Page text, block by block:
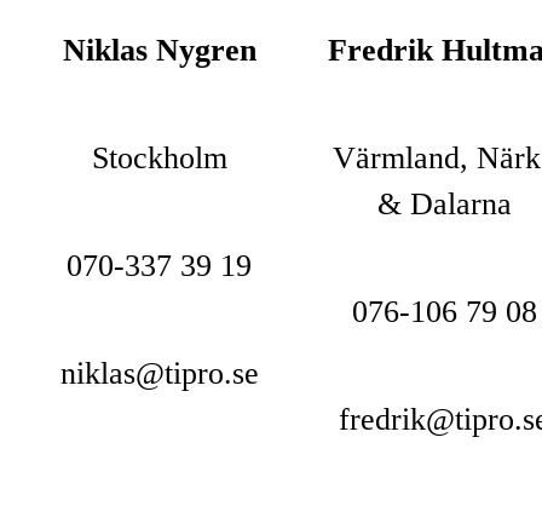
Niklas Nygren
Stockholm
070-337 39 19
niklas@tipro.se
Fredrik
Värmland,
& Dalarna
076-106 79 08